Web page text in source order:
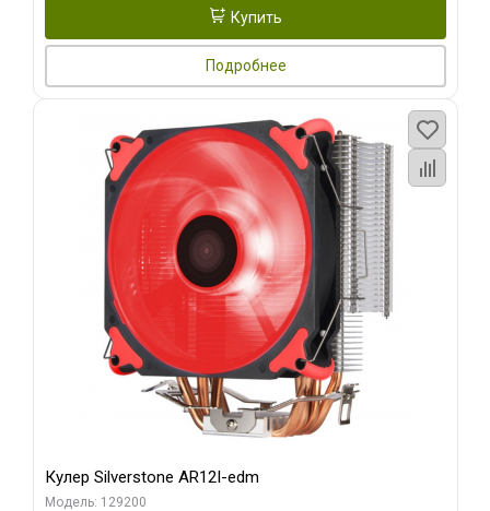
Купить
Подробнее
Кулер Silverstone AR12I-edm
Модель: 129200